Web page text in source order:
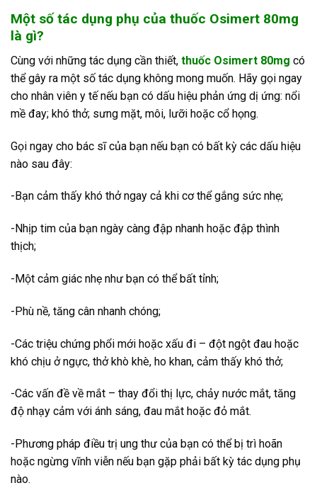
Một số tác dụng phụ của thuốc Osimert 80mg
là gì?
Cùng với những tác dụng cần thiết, thuốc Osimert 80mg có
thể gây ra một số tác dụng không mong muốn. Hãy gọi ngay
cho nhân viên y tế nếu bạn có dấu hiệu phản ứng dị ứng: nổi
mề đay; khó thở; sưng mặt, môi, lưỡi hoặc cổ họng.
Gọi ngay cho bác sĩ của bạn nếu bạn có bất kỳ các dấu hiệu
nào sau đây:
-Bạn cảm thấy khó thở ngay cả khi cơ thể gắng sức nhẹ;
-Nhịp tim của bạn ngày càng đập nhanh hoặc đập thình
thịch;
-Một cảm giác nhẹ như bạn có thể bất tỉnh;
-Phù nề, tăng cân nhanh chóng;
-Các triệu chứng phổi mới hoặc xấu đi – đột ngột đau hoặc
khó chịu ở ngực, thở khò khè, ho khan, cảm thấy khó thở;
-Các vấn đề về mắt – thay đổi thị lực, chảy nước mắt, tăng
độ nhạy cảm với ánh sáng, đau mắt hoặc đỏ mắt.
-Phương pháp điều trị ung thư của bạn có thể bị trì hoãn
hoặc ngừng vĩnh viễn nếu bạn gặp phải bất kỳ tác dụng phụ
nào.